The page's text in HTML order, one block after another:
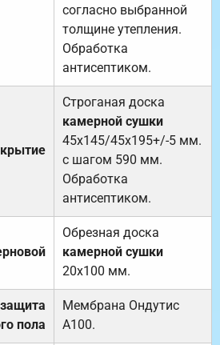
согласно выбранной
толщине утепления.
Обработка
антисептиком.
Строганая доска
камерной сушки
45х145/45х195+/-5 мм.
с шагом 590 мм.
Обработка
антисептиком.
Обрезная доска
камерной сушки
20х100 мм.
пола
Мембрана Ондутис
А100.